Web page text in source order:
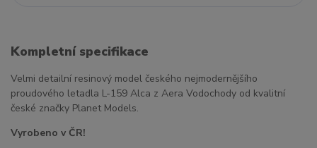
Kompletní specifikace
Velmi detailní resinový model českého nejmodernějšího
proudového letadla L-159 Alca z Aera Vodochody od kvalitní
české značky Planet Models.
Vyrobeno v ČR!